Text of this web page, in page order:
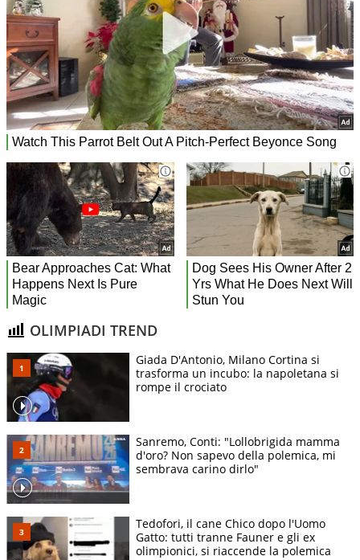
OLIMPIADI TREND
Giada D'Antonio, Milano Cortina si
trasforma un incubo: la napoletana si
rompe il crociato
Sanremo, Conti: "Lollobrigida mamma
d'oro? Non sapevo della polemica, mi
sembrava carino dirlo"
Tedofori, il cane Chico dopo l'Uomo
Gatto: tutti tranne Fauner e gli ex
olimpionici, si riaccende la polemica